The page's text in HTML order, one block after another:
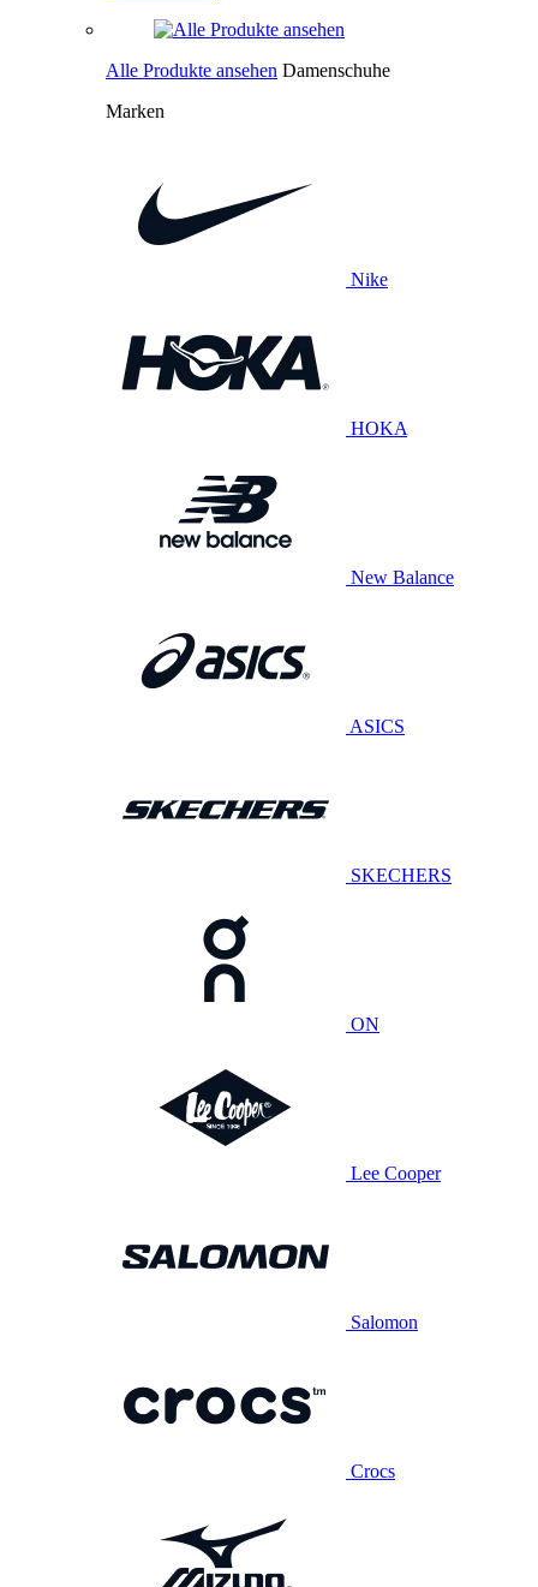
Alle Produkte ansehen Damenschuhe
Marken
Nike
HOKA
New Balance
ASICS
SKECHERS
ON
Lee Cooper
Salomon
Crocs